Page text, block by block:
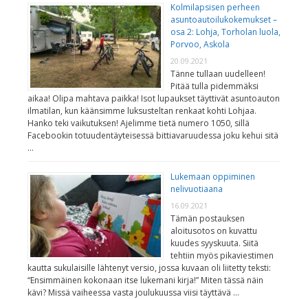
Kolmilapsisen perheen
asuntoautoilukokemukset –
osa 2: Lohja, Torholan luola,
Porvoo, Askola
20.09.2021
Tänne tullaan uudelleen!
Pitää tulla pidemmäksi
aikaa! Olipa mahtava paikka! Isot lupaukset täyttivät asuntoauton
ilmatilan, kun käänsimme luksusteltan renkaat kohti Lohjaa.
Hanko teki vaikutuksen! Ajelimme tietä numero 1050, sillä
Facebookin totuudentäyteisessä bittiavaruudessa joku kehui sitä
…
Lukemaan oppiminen
nelivuotiaana
16.09.2021
Tämän postauksen
aloitusotos on kuvattu
kuudes syyskuuta. Siitä
tehtiin myös pikaviestimen
kautta sukulaisille lähtenyt versio, jossa kuvaan oli liitetty teksti:
“Ensimmäinen kokonaan itse lukemani kirja!” Miten tässä näin
kävi? Missä vaiheessa vasta joulukuussa viisi täyttävä …